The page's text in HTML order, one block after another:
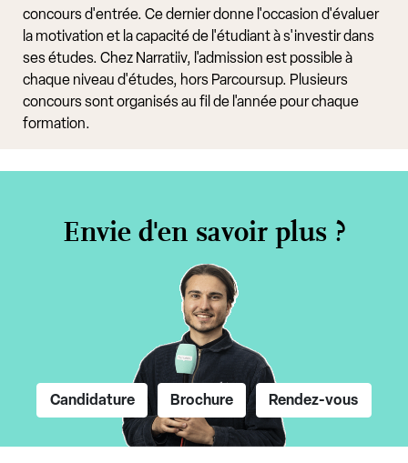
concours d'entrée. Ce dernier donne l'occasion d'évaluer
la motivation et la capacité de l'étudiant à s'investir dans
ses études. Chez Narratiiv, l'admission est possible à
chaque niveau d'études, hors Parcoursup. Plusieurs
concours sont organisés au fil de l'année pour chaque
formation.
Envie d'en savoir plus ?
Candidature Brochure Rendez-vous